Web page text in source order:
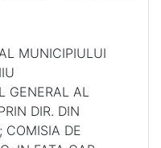
MUNICIPIULUI
GENERAL AL
DIR. DIN
COMISIA DE